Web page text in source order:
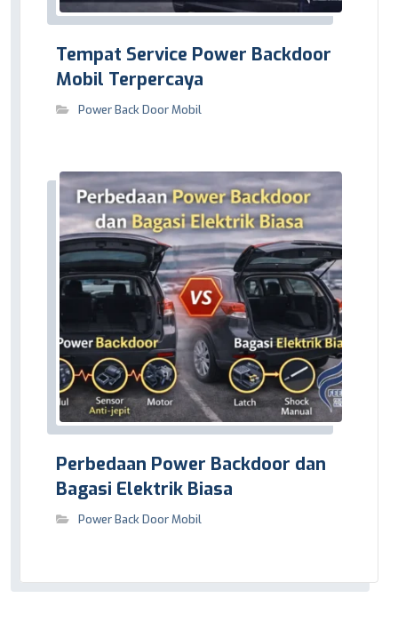
Tempat Service Power Backdoor
Mobil Terpercaya
Power Back Door Mobil
Perbedaan Power Backdoor dan
Bagasi Elektrik Biasa
Power Back Door Mobil